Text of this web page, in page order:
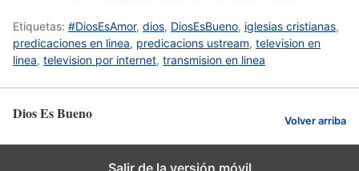
Etiquetas: #DiosEsAmor, dios, DiosEsBueno, iglesias cristianas,
predicaciones en linea, predicacions ustream, television en
linea, television por internet, transmision en linea
Dios Es Bueno Volver arriba
Salir de la versión móvil